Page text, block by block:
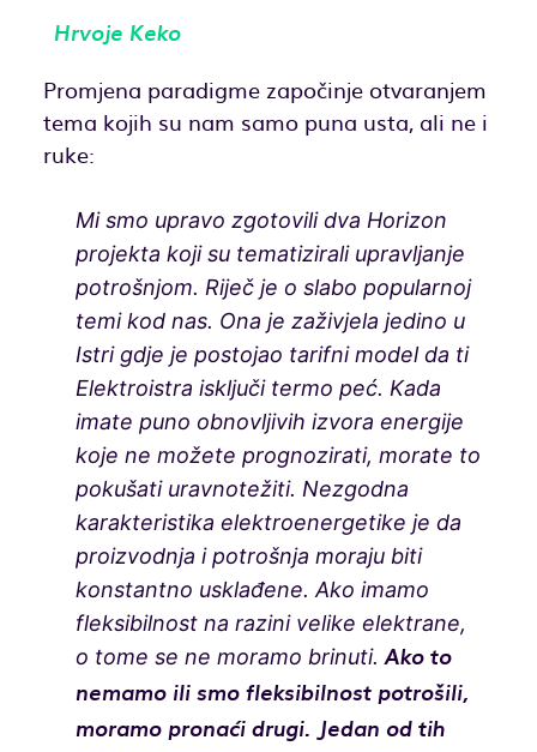
Hrvoje Keko
Promjena paradigme započinje otvaranjem
tema kojih su nam samo puna usta, ali ne i
ruke:
Mi smo upravo zgotovili dva Horizon
projekta koji su tematizirali upravljanje
potrošnjom. Riječ je o slabo popularnoj
temi kod nas. Ona je zaživjela jedino u
Istri gdje je postojao tarifni model da ti
Elektroistra isključi termo peć. Kada
imate puno obnovljivih izvora energije
koje ne možete prognozirati, morate to
pokušati uravnotežiti. Nezgodna
karakteristika elektroenergetike je da
proizvodnja i potrošnja moraju biti
konstantno usklađene. Ako imamo
fleksibilnost na razini velike elektrane,
o tome se ne moramo brinuti.Ako to
nemamo ili smo fleksibilnost potrošili,
moramo pronaći drugi. Jedan od tih